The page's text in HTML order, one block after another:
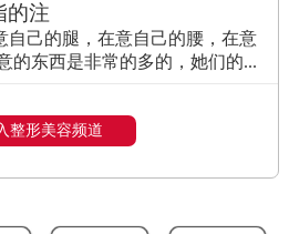
的注
自己的腿，在意自己的腰，在意
的东西是非常的多的，她们的...
整形美容频道